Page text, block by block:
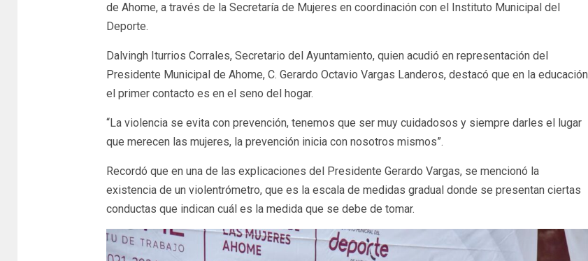
de Ahome, a través de la Secretaría de Mujeres en coordinación con el Instituto Municipal del
Deporte.
Dalvingh Iturrios Corrales, Secretario del Ayuntamiento, quien acudió en representación del
Presidente Municipal de Ahome, C. Gerardo Octavio Vargas Landeros, destacó que en la educación
el primer contacto es en el seno del hogar.
“La violencia se evita con prevención, tenemos que ser muy cuidadosos y siempre darles el lugar
que merecen las mujeres, la prevención inicia con nosotros mismos”.
Recordó que en una de las explicaciones del Presidente Gerardo Vargas, se mencionó la
existencia de un violentrómetro, que es la escala de medidas gradual donde se presentan ciertas
conductas que indican cuál es la medida que se debe de tomar.